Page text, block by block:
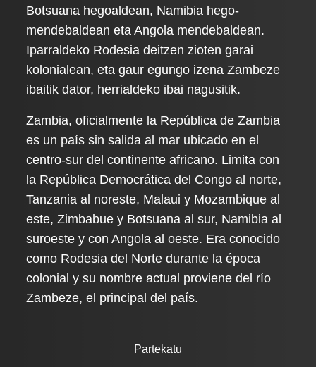
Botsuana hegoaldean, Namibia hego-
mendebaldean eta Angola mendebaldean.
Iparraldeko Rodesia deitzen zioten garai
kolonialean, eta gaur egungo izena Zambeze
ibaitik dator, herrialdeko ibai nagusitik.
Zambia, oficialmente la República de Zambia
es un país sin salida al mar ubicado en el
centro-sur del continente africano. Limita con
la República Democrática del Congo al norte,
Tanzania al noreste, Malaui y Mozambique al
este, Zimbabue y Botsuana al sur, Namibia al
suroeste y con Angola al oeste. Era conocido
como Rodesia del Norte durante la época
colonial y su nombre actual proviene del río
Zambeze, el principal del país.
Partekatu